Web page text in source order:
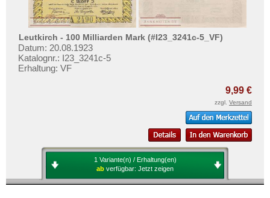
Leutkirch - 100 Milliarden Mark (#I23_3241c-5_VF)
Datum: 20.08.1923
Katalognr.: I23_3241c-5
Erhaltung: VF
9,99 €
zzgl. Versand
1 Variante(n) / Erhaltung(en)
ab verfügbar: Jetzt zeigen